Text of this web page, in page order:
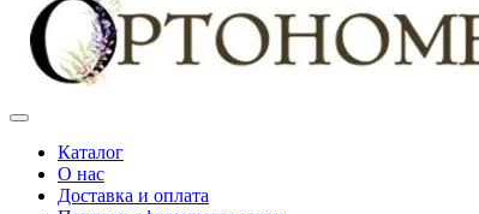
Каталог
О нас
Доставка и оплата